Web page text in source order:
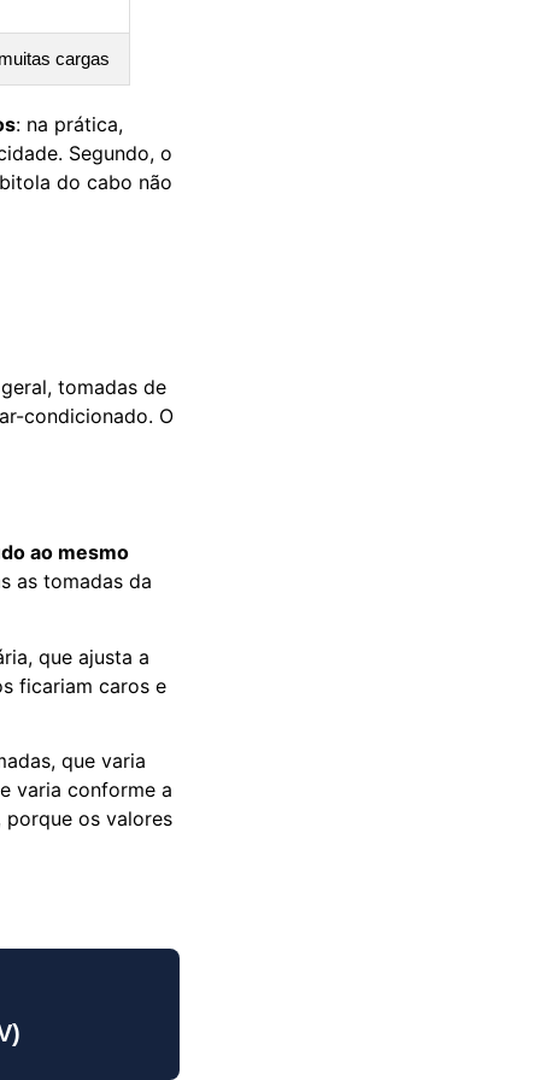
cargas
: na prática,
Segundo, o
do cabo não
tomadas de
condicionado. O
ao mesmo
as tomadas da
que ajusta a
ficariam caros e
que varia
varia conforme a
porque os valores